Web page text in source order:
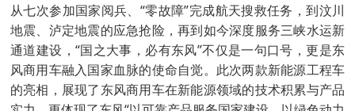
从七次参加国家阅兵、“零故障”完成航天搜救任务，到汶川
地震、泸定地震的应急抢险，再到如今深度服务三峡水运新
通道建设，“国之大事，必有东风”不仅是一句口号，更是东
风商用车融入国家血脉的使命自觉。此次两款新能源工程车
的亮相，展现了东风商用车在新能源领域的技术积累与产品